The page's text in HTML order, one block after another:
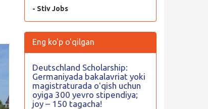
- Stiv Jobs
Eng ko'p o'qilgan
Deutschland Scholarship:
Germaniyada bakalavriat yoki
magistraturada oʻqish uchun
oyiga 300 yevro stipendiya;
joy – 150 tagacha!